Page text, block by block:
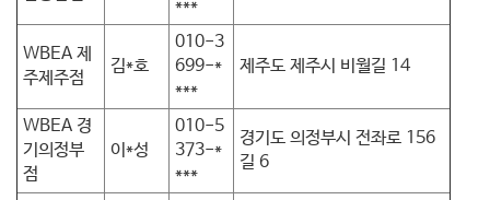
***
WBEA 제
주제주점
김*호
010-3
699-*
***
제주도 제주시 비월길 14
WBEA 경
기의정부
점
이*성
010-5
373-*
***
경기도 의정부시 전좌로 156
길 6